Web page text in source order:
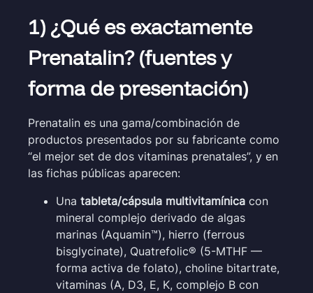
1) ¿Qué es exactamente
Prenatalin? (fuentes y
forma de presentación)
Prenatalin es una gama/combinación de
productos presentados por su fabricante como
“el mejor set de dos vitaminas prenatales”, y en
las fichas públicas aparecen:
Una tableta/cápsula multivitamínica con
mineral complejo derivado de algas
marinas (Aquamin™), hierro (ferrous
bisglycinate), Quatrefolic® (5-MTHF —
forma activa de folato), choline bitartrate,
vitaminas (A, D3, E, K, complejo B con